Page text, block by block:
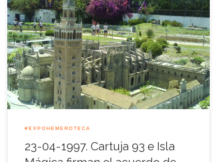
Tal día como hoy 23 de Abril del año 1997, Cartuja 93 e Isla
Mágica firmaron el acuerdo de explotación de <<Andalucía de
los Niños>>, nos trasladamos al pasado en la Expo-
Hemeroteca. Jaime Montaner, como presidente de Cartuja 93,
y Jesús Sainz como presidente del Parque Isla Mágica,
firmaron […]
#EXPOHEMEROTECA
23-04-1997. Cartuja 93 e Isla